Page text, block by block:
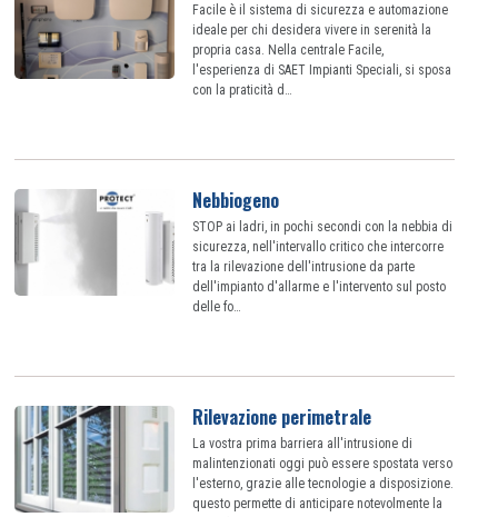
Facile è il sistema di sicurezza e automazione
ideale per chi desidera vivere in serenità la
propria casa. Nella centrale Facile,
l'esperienza di SAET Impianti Speciali, si sposa
con la praticità d…
Nebbiogeno
STOP ai ladri, in pochi secondi con la nebbia di
sicurezza, nell'intervallo critico che intercorre
tra la rilevazione dell'intrusione da parte
dell'impianto d'allarme e l'intervento sul posto
delle fo…
Rilevazione perimetrale
La vostra prima barriera all'intrusione di
malintenzionati oggi può essere spostata verso
l'esterno, grazie alle tecnologie a disposizione.
questo permette di anticipare notevolmente la